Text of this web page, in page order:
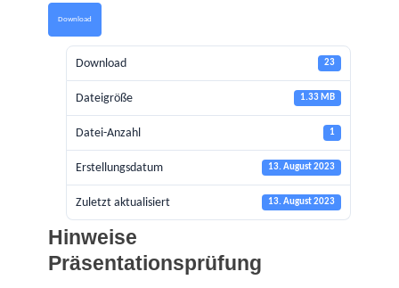
Download
Download 23
Dateigröße 1.33 MB
Datei-Anzahl 1
Erstellungsdatum 13. August 2023
Zuletzt aktualisiert 13. August 2023
Hinweise
Präsentationsprüfung